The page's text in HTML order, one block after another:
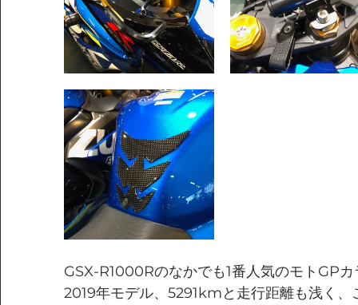
GSX-R1000Rのなかでも1番人気のモトGPカ
2019年モデル、5291kmと走行距離も浅く、